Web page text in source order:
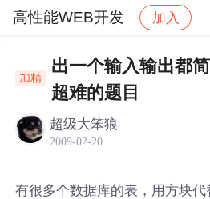
高性能WEB开发 加入
高性能WEB开发 帖
加精
出一个输入输出都
超难的题目
超级大笨狼
2009-02-20
有很多个数据库的表，用方块